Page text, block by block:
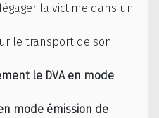
la victime dans un
le transport de son
le DVA en mode
mode émission de